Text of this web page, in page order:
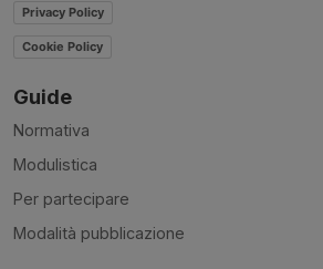
Privacy Policy
Cookie Policy
Guide
Normativa
Modulistica
Per partecipare
Modalità pubblicazione